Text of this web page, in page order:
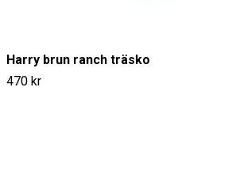
Harry brun ranch träsko
470 kr